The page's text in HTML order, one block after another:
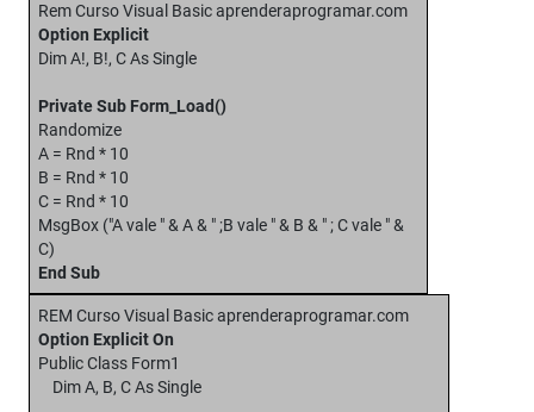
Rem Curso Visual Basic aprenderaprogramar.com
Option Explicit
Dim A!, B!, C As Single
Private Sub Form_Load()
Randomize
A = Rnd * 10
B = Rnd * 10
C = Rnd * 10
MsgBox ("A vale " & A & " ;B vale " & B & " ; C vale " &
C)
End Sub
REM Curso Visual Basic aprenderaprogramar.com
Option Explicit On
Public Class Form1
Dim A, B, C As Single